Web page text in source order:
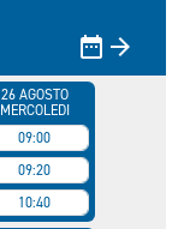
 
26 AGOSTO
MERCOLEDI
09:00
09:20
10:40